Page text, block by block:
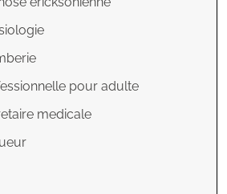
pour adulte
medicale